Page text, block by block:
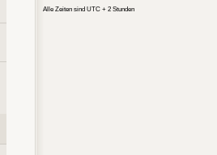
Alle Zeiten sind UTC + 2 Stunden